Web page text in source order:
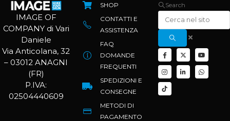
IMAGE OF
COMPANY di Vari
Daniele
Via Anticolana, 32
– 03012 ANAGNI
(FR)
P.IVA:
02504440609
SHOP
CONTATTI E
ASSISTENZA
FAQ
DOMANDE
FREQUENTI
SPEDIZIONI E
CONSEGNE
METODI DI
PAGAMENTO
Search